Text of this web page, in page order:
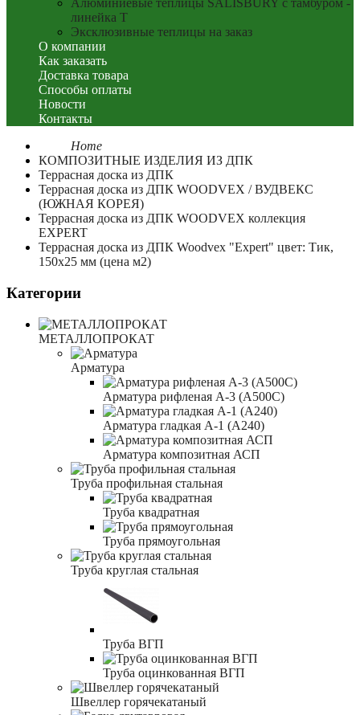
Алюминиевые теплицы SALISBURY с тамбуром -
линейка T
Эксклюзивные теплицы на заказ
О компании
Как заказать
Доставка товара
Способы оплаты
Новости
Контакты
Home
КОМПОЗИТНЫЕ ИЗДЕЛИЯ ИЗ ДПК
Террасная доска из ДПК
Террасная доска из ДПК WOODVEX / ВУДВЕКС
(ЮЖНАЯ КОРЕЯ)
Террасная доска из ДПК WOODVEX коллекция
EXPERT
Террасная доска из ДПК Woodvex "Expert" цвет: Тик,
150x25 мм (цена м2)
Категории
МЕТАЛЛОПРОКАТ
Арматура
Арматура рифленая А-3 (А500С)
Арматура гладкая А-1 (А240)
Арматура композитная АСП
Труба профильная стальная
Труба квадратная
Труба прямоугольная
Труба круглая стальная
Труба ВГП
Труба оцинкованная ВГП
Швеллер горячекатаный